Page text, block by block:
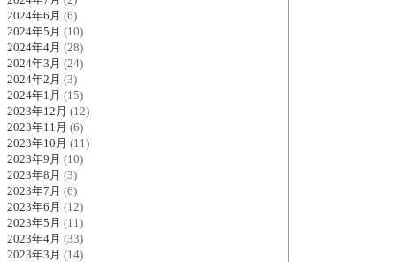
2024年6月 (6)
2024年5月 (10)
2024年4月 (28)
2024年3月 (24)
2024年2月 (3)
2024年1月 (15)
2023年12月 (12)
2023年11月 (6)
2023年10月 (11)
2023年9月 (10)
2023年8月 (3)
2023年7月 (6)
2023年6月 (12)
2023年5月 (11)
2023年4月 (33)
2023年3月 (14)